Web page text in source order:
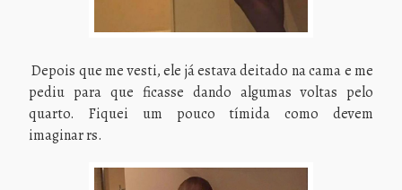
Depois que me vesti, ele já estava deitado na cama e me
pediu para que ficasse dando algumas voltas pelo
quarto. Fiquei um pouco tímida como devem
imaginar rs.